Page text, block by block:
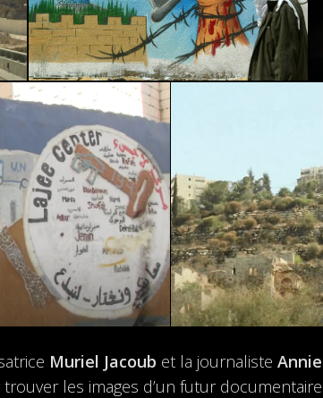
Muriel Jacoub et la journaliste
les images d’un futur